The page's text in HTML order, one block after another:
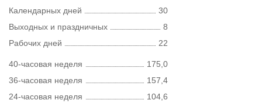
Календарных дней
30
Выходных и праздничных
8
Рабочих дней
22
40-часовая неделя
175,0
36-часовая неделя
157,4
24-часовая неделя
104,6